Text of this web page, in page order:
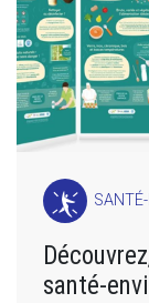
santé-